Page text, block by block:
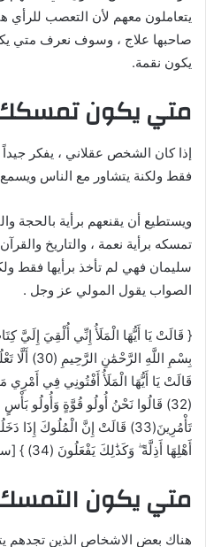
يتعاملون معهم لأن التعصب
صاحبها علاج ، وسوف نعرف متي
يكون نقمة.
متي يكون تمسكك
إذا كان الشخص عقلاني ، يفكر جيداً
فقط ولكنة يتشاور مع الناس ويسمع
ويستطيع أن يقنعهم برأية بالحجة
تمسكه برأية نعمة ، والتاريخ
سليمان فهي لم تأخذ برأيها فقط
الصواب يقول المولي عز وجل .
قَالَتْ يَا أَيُّهَا الْمَلَأُ أَفْتُونِي فِي
(32) قَالُوا نَحْنُ أُولُو قُوَّةٍ وَأُولُو
تَأْمُرِينَ(33) قَالَتْ إِنَّ الْمُلُوكَ
أَهْلِهَا أَذِلَّةً ۖ وَكَذَٰلِكَ يَفْعَلُونَ (34) } [سورة النمل].
متي يكون التمسك
هناك بعض الاشخاص الذين تجدهم